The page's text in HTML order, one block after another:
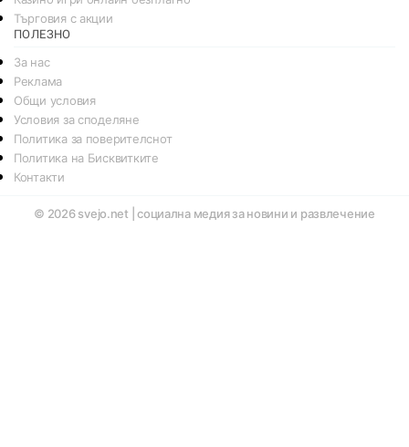
Търговия с акции
ПОЛЕЗНО
За нас
Реклама
Общи условия
Условия за споделяне
Политика за поверителснот
Политика на Бисквитките
Контакти
© 2026svejo.net | социална медия за новини и развлечение